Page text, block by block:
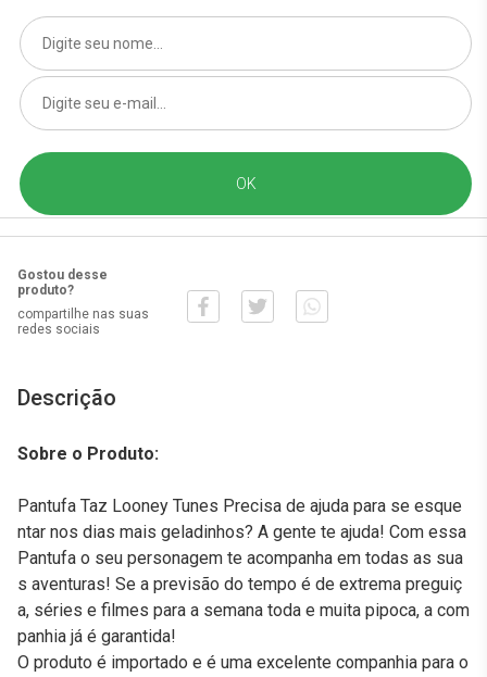
Gostou desse
produto?
compartilhe nas suas
redes sociais
Descrição
Sobre o Produto:
Pantufa Taz Looney Tunes Precisa de ajuda para se esque
ntar nos dias mais geladinhos? A gente te ajuda! Com essa
Pantufa o seu personagem te acompanha em todas as sua
s aventuras! Se a previsão do tempo é de extrema preguiç
a, séries e filmes para a semana toda e muita pipoca, a com
panhia já é garantida!
O produto é importado e é uma excelente companhia para o